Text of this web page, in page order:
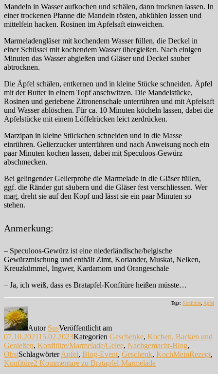
Mandeln in Wasser aufkochen und schälen, dann trocknen lassen. In
einer trockenen Pfanne die Mandeln rösten, abkühlen lassen und
mittelfein hacken. Rosinen im Apfelsaft einweichen.
Marmeladengläser mit kochendem Wasser füllen, die Deckel in
einer Schüssel mit kochendem Wasser übergießen. Nach einigen
Minuten das Wasser abgießen und Gläser und Deckel sauber
abtrocknen.
Die Äpfel schälen, entkernen und in kleine Stücke schneiden. Äpfel
mit der Butter in einem Topf anschwitzen. Die Mandelstücke,
Rosinen und geriebene Zitronenschale unterrühren und mit Apfelsaft
und Wasser ablöschen. Für ca. 10 Minuten köcheln lassen, dabei die
Apfelstücke mit einem Löffelrücken leict zerdrücken.
Marzipan in kleine Stückchen schneiden und in die Masse
einrühren. Gelierzucker unterrühren und nach Anweisung noch ein
paar Minuten kochen lassen, dabei mit Speculoos-Gewürz
abschmecken.
Bei gelingender Gelierprobe die Marmelade in die Gläser füllen,
ggf. die Ränder gut säubern und die Gläser fest verschliessen. Wer
mag, dreht sie auf den Kopf und lässt sie ein paar Minuten so
stehen.
Anmerkung:
– Speculoos-Gewürz ist eine niederländische/belgische
Gewürzmischung und enthält Zimt, Koriander, Muskat, Nelken,
Kreuzkümmel, Ingwer, Kardamom und Orangeschale
– Ja, ich weiß, dass es Bratapfel-Konfitüre heißen müsste…
Tags: Konfitüre Apfel
Autor SusVeröffentlicht am
07.10.202115.02.2023Kategorien Geschenke, Kochen, Backen und
Genießen, Konfitüre/Marmelade/Gelee, Nachgemacht-Blog,
ObstSchlagwörterApfel, Blog-Event, Geschenk, KochMeinRezept,
Konfitüre2 Kommentare zu Bratapfel-Marmelade